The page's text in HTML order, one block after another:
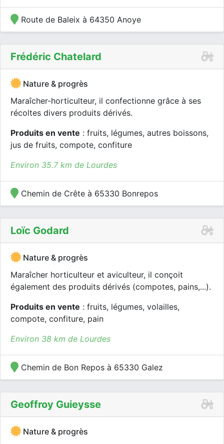
Route de Baleix à 64350 Anoye
Frédéric Chatelard
Nature & progrès
Maraîcher-horticulteur, il confectionne grâce à ses
récoltes divers produits dérivés.
Produits en vente : fruits, légumes, autres boissons,
jus de fruits, compote, confiture
Environ 35.7 km de Lourdes
Chemin de Crête à 65330 Bonrepos
Loïc Godard
Nature & progrès
Maraîcher horticulteur et aviculteur, il conçoit
également des produits dérivés (compotes, pains,...).
Produits en vente : fruits, légumes, volailles,
compote, confiture, pain
Environ 38 km de Lourdes
Chemin de Bon Repos à 65330 Galez
Geoffroy Guieysse
Nature & progrès